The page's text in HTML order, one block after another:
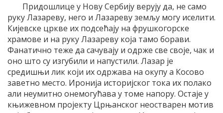
Придошлице у Нову Сербију верују да, не само
руку Лазареву, него и Лазареву земљу могу иселити.
Кијевске цркве их подсећају на фрушкогорске
храмове и на руку Лазареву која тамо борави.
Фанатично теже да сачувају и одрже све своје, чак и
оно што су изгубили и напустили. Лазар је
средишњи лик који их одржава на окупу а Косово
заветно место. Иронија историјског тока их полако
али неумитно онемогућава у томе напору. Остаје у
књижевном пројекту Црњанског неостварен мотив